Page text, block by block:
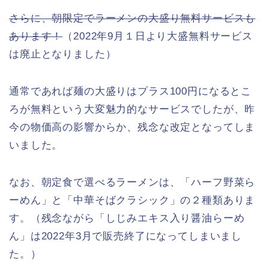
さらに、朝限定でラーメンの大盛り無料サービスも
あります！（2022年9月１日より大盛無料サービス
は廃止となりました）
通常であれば麺の大盛りはプラス100円になるとこ
ろが無料という大変魅力的なサービスでしたが、昨
今の物価高の影響からか、残念な改定となってしま
いました。
なお、朝定食で選べるラーメンは、「ハーフ野菜ら
ーめん」と「中華そばクラシック」の２種類ありま
す。（残念ながら「しじみエキス入り醤油らーめ
ん」は2022年3月で販売終了になってしまいまし
た。）